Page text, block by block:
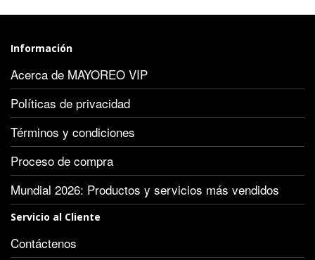
Información
Acerca de MAYOREO VIP
Políticas de privacidad
Términos y condiciones
Proceso de compra
Mundial 2026: Productos y servicios más vendidos
Servicio al Cliente
Contáctenos